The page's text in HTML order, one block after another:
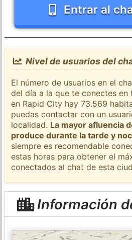
Entrar al
Nivel de usuarios del
El número de usuarios en el
del día a la que te conectes en
en Rapid City hay 73.569
puedas contactar con un
localidad. La mayor afluencia
produce durante la tarde y
siempre es recomendable
estas horas para obtener el
conectados al chat de esta
Información